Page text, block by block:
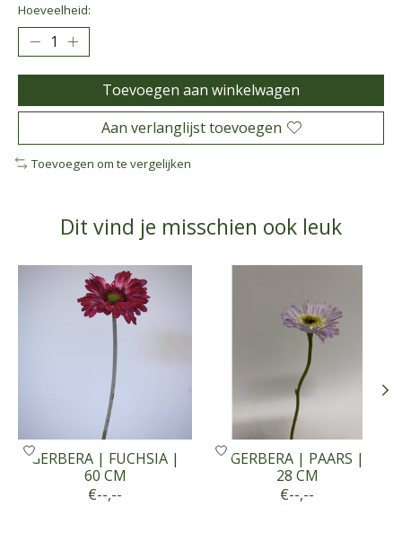
Hoeveelheid:
Toevoegen aan winkelwagen
Aan verlanglijst toevoegen
Toevoegen om te vergelijken
Dit vind je misschien ook leuk
Items van productcarrousel
GERBERA | FUCHSIA |
60 CM
€--,--
GERBERA | PAARS |
28 CM
€--,--